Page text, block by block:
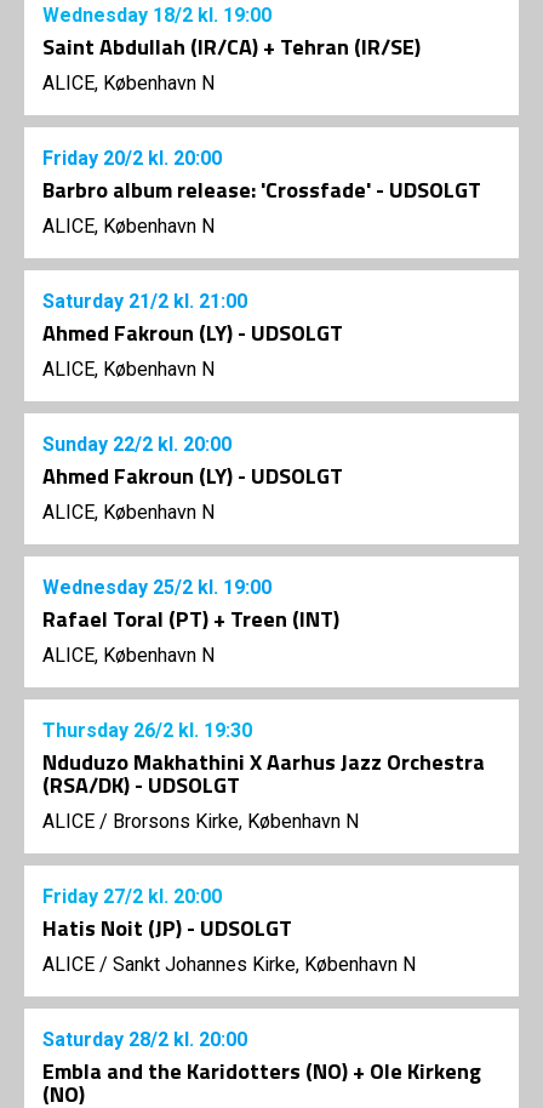
Wednesday 18/2 kl. 19:00
Saint Abdullah (IR/CA) + Tehran (IR/SE)
ALICE, København N
Friday 20/2 kl. 20:00
Barbro album release: 'Crossfade' - UDSOLGT
ALICE, København N
Saturday 21/2 kl. 21:00
Ahmed Fakroun (LY) - UDSOLGT
ALICE, København N
Sunday 22/2 kl. 20:00
Ahmed Fakroun (LY) - UDSOLGT
ALICE, København N
Wednesday 25/2 kl. 19:00
Rafael Toral (PT) + Treen (INT)
ALICE, København N
Thursday 26/2 kl. 19:30
Nduduzo Makhathini X Aarhus Jazz Orchestra
(RSA/DK) - UDSOLGT
ALICE / Brorsons Kirke, København N
Friday 27/2 kl. 20:00
Hatis Noit (JP) - UDSOLGT
ALICE / Sankt Johannes Kirke, København N
Saturday 28/2 kl. 20:00
Embla and the Karidotters (NO) + Ole Kirkeng
(NO)